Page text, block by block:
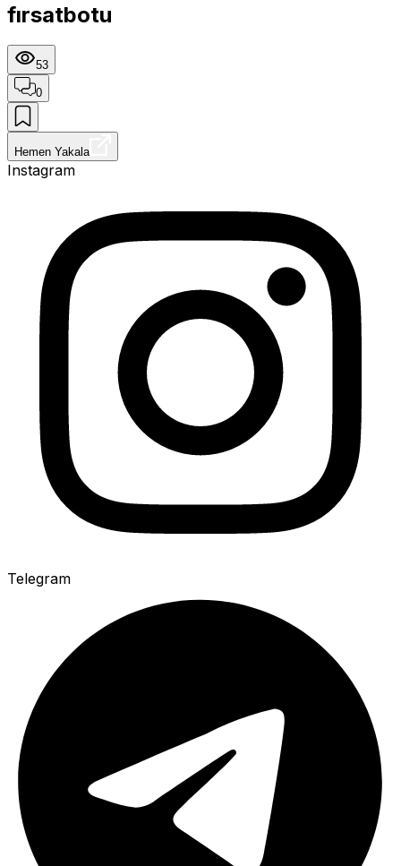
fırsatbotu
53
0
Hemen Yakala
Instagram
Telegram